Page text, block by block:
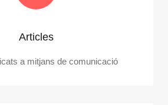
Articles
a mitjans de comunicació